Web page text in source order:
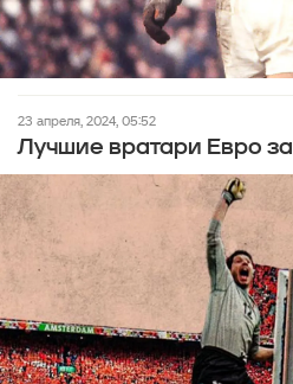
23 апреля, 2024, 05:52
Лучшие вратари Евро